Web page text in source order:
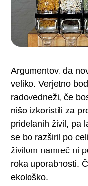
Argumentov, da
veliko. Verjetno
radovedneži, če
nišo izkoristili za
pridelanih živil, pa
se bo razširil po
živilom namreč ni
roka uporabnosti.
ekološko.